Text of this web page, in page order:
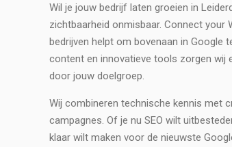
Wil je jouw bedrijf laten groeien in
zichtbaarheid onmisbaar. Connect your
bedrijven helpt om bovenaan in Google
content en innovatieve tools zorgen wij
door jouw doelgroep.
Wij combineren technische kennis met
campagnes. Of je nu SEO wilt
klaar wilt maken voor de nieuwste